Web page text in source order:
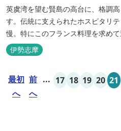
英虞湾を望む賢島の高台に、格調
す。伝統に支えられたホスピタリ
慢。特にこのフランス料理を求め
ど。洗練されたサービスに、寛ぎ
さい。 ※2016年6月7日リニューア
伊勢志摩
最初
へ
前
へ
... 17 18 19 20 21